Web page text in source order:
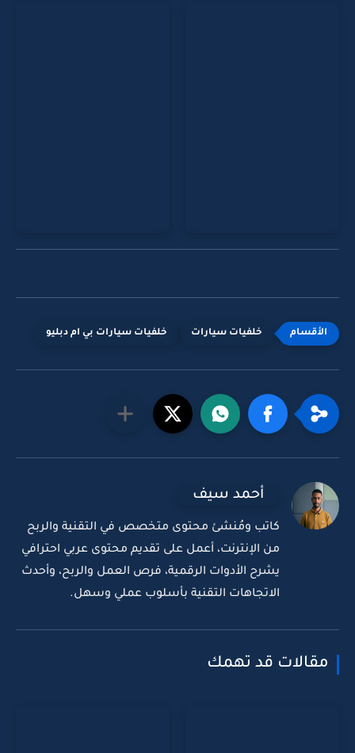
خلفيات سيارات خلفيات سيارات بي ام دبليو
أحمد سيف
كاتب ومُنشئ محتوى متخصص في التقنية والربح
من الإنترنت، أعمل على تقديم محتوى عربي احترافي
يشرح الأدوات الرقمية، فرص العمل والربح، وأحدث
الاتجاهات التقنية بأسلوب عملي وسهل.
مقالات قد تهمك